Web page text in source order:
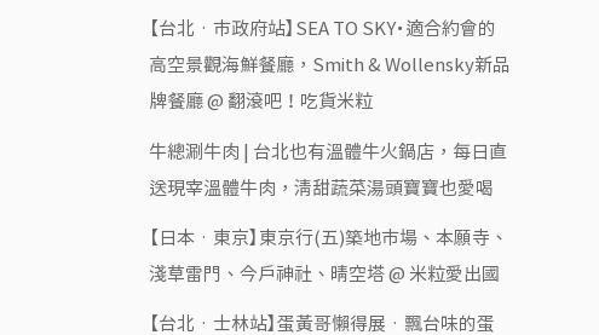
【台北‧市政府站】SEA TO SKY・適合約會的
高空景觀海鮮餐廳，Smith & Wollensky新品
牌餐廳 @ 翻滾吧！吃貨米粒
牛總涮牛肉 | 台北也有溫體牛火鍋店，每日直
送現宰溫體牛肉，清甜蔬菜湯頭寶寶也愛喝
【日本‧東京】東京行(五)築地市場、本願寺、
淺草雷門、今戶神社、晴空塔 @ 米粒愛出國
【台北‧士林站】蛋黃哥懶得展‧飄台味的蛋